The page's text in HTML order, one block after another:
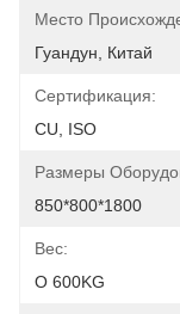
Место
Гуандун, Китай
Сертификация:
CU, ISO
Размеры
850*800*1800
Вес:
О 600KG